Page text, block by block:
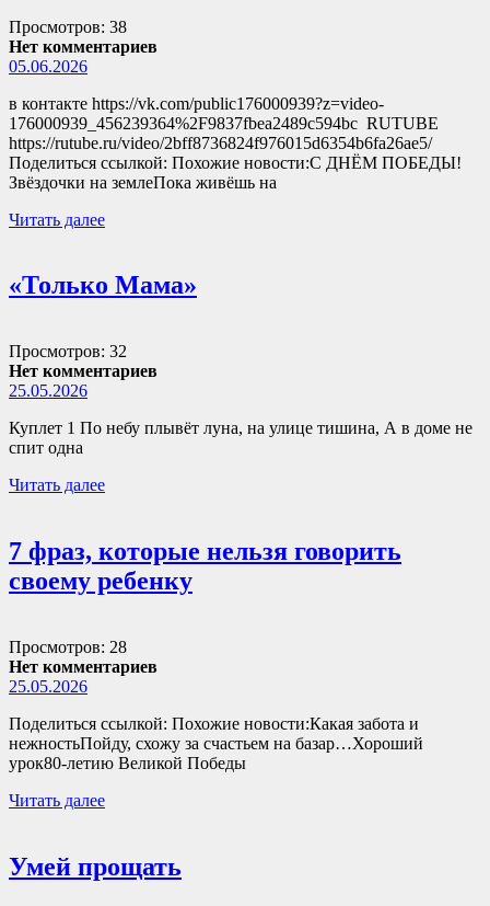
Просмотров: 38
Нет комментариев
05.06.2026
в контакте https://vk.com/public176000939?z=video-
176000939_456239364%2F9837fbea2489c594bc RUTUBE
https://rutube.ru/video/2bff8736824f976015d6354b6fa26ae5/
Поделиться ссылкой: Похожие новости:С ДНЁМ ПОБЕДЫ!
Звёздочки на землеПока живёшь на
Читать далее
«Только Мама»
Просмотров: 32
Нет комментариев
25.05.2026
Куплет 1 По небу плывёт луна, на улице тишина, А в доме не
спит одна
Читать далее
7 фраз, которые нельзя говорить
своему ребенку
Просмотров: 28
Нет комментариев
25.05.2026
Поделиться ссылкой: Похожие новости:Какая забота и
нежностьПойду, схожу за счастьем на базар…Хороший
урок80-летию Великой Победы
Читать далее
Умей прощать